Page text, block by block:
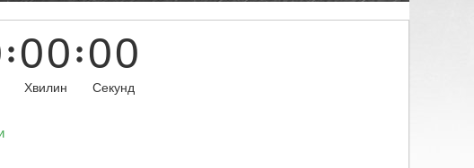
00
Хвилин
00
Секунд